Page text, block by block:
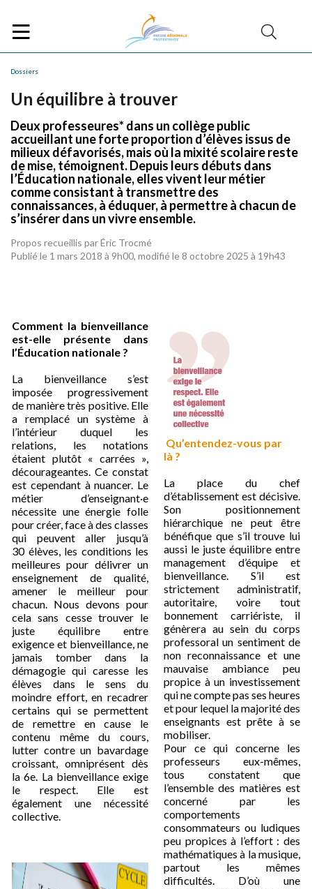
Dossiers
Un équilibre à trouver
Deux professeures* dans un collège public
accueillant une forte proportion d’élèves issus de
milieux défavorisés, mais où la mixité scolaire reste
de mise, témoignent. Depuis leurs débuts dans
l’Éducation nationale, elles vivent leur métier
comme consistant à transmettre des
connaissances, à éduquer, à permettre à chacun de
s’insérer dans un vivre ensemble.
Propos recueillis par Éric Trocmé
Publié le 1 mars 2018 à 9h00, modifié le 8 octobre 2025 à 19h43
Comment la bienveillance
est-elle présente dans
l’Éducation nationale ?
La bienveillance s’est
imposée progressivement
de manière très positive. Elle
a remplacé un système à
l’intérieur duquel les
relations, les notations
étaient plutôt « carrées »,
décourageantes. Ce constat
est cependant à nuancer. Le
métier d’enseignant·e
nécessite une énergie folle
pour créer, face à des classes
qui peuvent aller jusqu’à
30 élèves, les conditions les
meilleures pour délivrer un
enseignement de qualité,
amener le meilleur pour
chacun. Nous devons pour
cela sans cesse trouver le
juste équilibre entre
exigence et bienveillance, ne
jamais tomber dans la
démagogie qui caresse les
élèves dans le sens du
moindre effort, en recadrer
certains qui se permettent
de remettre en cause le
contenu même du cours,
lutter contre un bavardage
croissant, omniprésent dès
la 6e. La bienveillance exige
le respect. Elle est
également une nécessité
collective.
Qu’entendez-vous par
là ?
La place du chef
d’établissement est décisive.
Son positionnement
hiérarchique ne peut être
bénéfique que s’il trouve lui
aussi le juste équilibre entre
management d’équipe et
bienveillance. S’il est
strictement administratif,
autoritaire, voire tout
bonnement carriériste, il
génèrera au sein du corps
professoral un sentiment de
non reconnaissance et une
mauvaise ambiance peu
propice à un investissement
qui ne compte pas ses heures
et pour lequel la majorité des
enseignants est prête à se
mobiliser.
Pour ce qui concerne les
professeurs eux-mêmes,
tous constatent que
l’ensemble des matières est
concerné par les
comportements
consommateurs ou ludiques
peu propices à l’effort : des
mathématiques à la musique,
partout les mêmes
difficultés. D’où une